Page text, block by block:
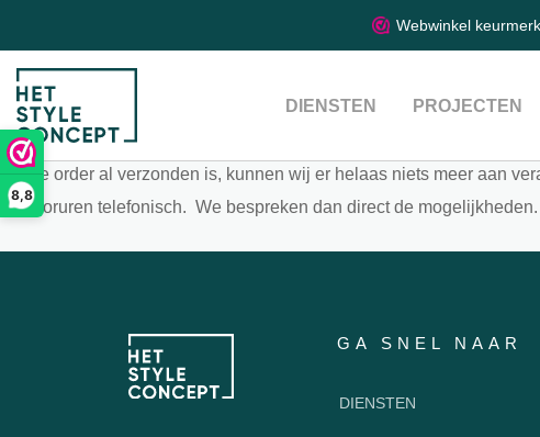
8,8
Webwinkel
DIENSTEN PROJECTEN
Ik heb al besteld
15 december 2021
ByZowie Tak
Als de order al verzonden is, kunnen wij er helaas niets meer aan
kantooruren telefonisch. We bespreken dan direct de mogelijkheden.
GA SNEL NAAR
DIENSTEN